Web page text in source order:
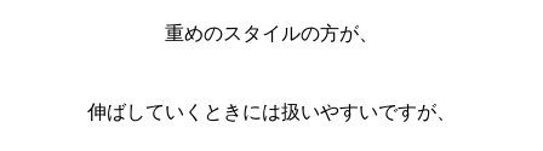
重めのスタイルの方が、
伸ばしていくときには扱いやすいですが、